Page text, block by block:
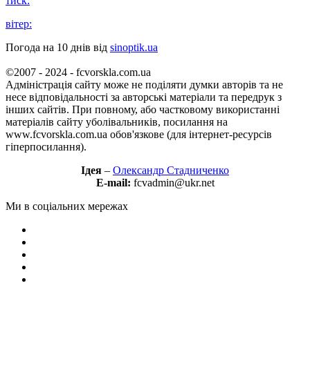
вітер:
Погода на 10 днів від sinoptik.ua
©2007 - 2024 - fcvorskla.com.ua
Адміністрація сайту може не поділяти думки авторів та не
несе відповідальності за авторські матеріали та передрук з
інших сайтів. При повному, або частковому використанні
матеріалів сайту уболівальників, посилання на
www.fcvorskla.com.ua обов'язкове (для інтернет-ресурсів
гіперпосилання).
Ідея – Олександр Стадниченко
E-mail: fcvadmin@ukr.net
Ми в соціальних мережах